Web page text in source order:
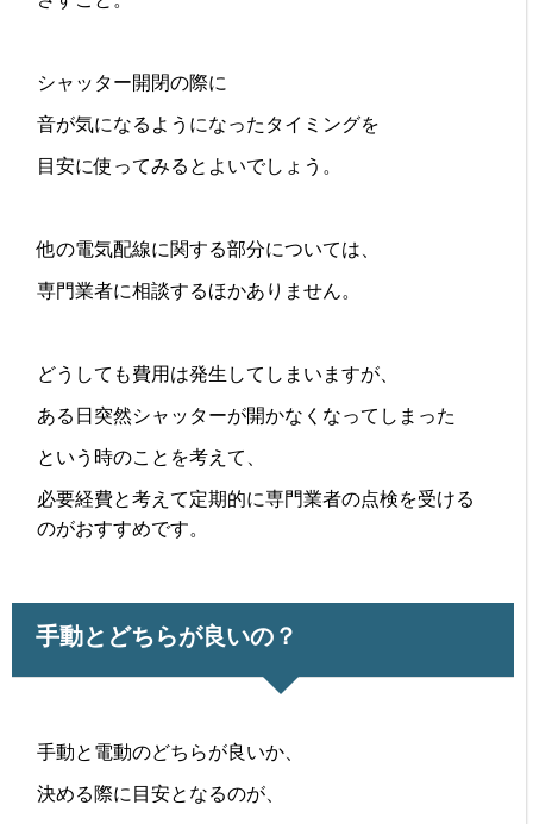
シャッター開閉の際に
音が気になるようになったタイミングを
目安に使ってみるとよいでしょう。
他の電気配線に関する部分については、
専門業者に相談するほかありません。
どうしても費用は発生してしまいますが、
ある日突然シャッターが開かなくなってしまった
という時のことを考えて、
必要経費と考えて定期的に専門業者の点検を受ける
のがおすすめです。
手動とどちらが良いの？
手動と電動のどちらが良いか、
決める際に目安となるのが、